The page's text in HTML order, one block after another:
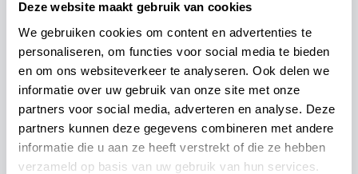
Deze website maakt gebruik van cookies
We gebruiken cookies om content en advertenties te
personaliseren, om functies voor social media te bieden
en om ons websiteverkeer te analyseren. Ook delen we
informatie over uw gebruik van onze site met onze
partners voor social media, adverteren en analyse. Deze
partners kunnen deze gegevens combineren met andere
informatie die u aan ze heeft verstrekt of die ze hebben
verzameld op basis van uw gebruik van hun services.
Updates
My Best Portrait Pictures of the
Year